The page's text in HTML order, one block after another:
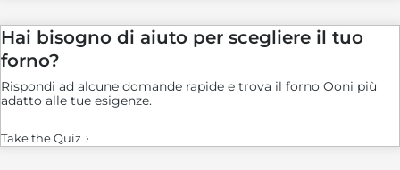
Hai bisogno di aiuto per scegliere il tuo
forno?
Rispondi ad alcune domande rapide e trova il forno Ooni più
adatto alle tue esigenze.
Take the Quiz